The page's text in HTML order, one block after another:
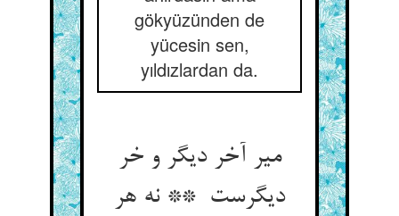
gökyüzünden de
yücesin sen,
yıldızlardan da.
میر آخر دیگر و خر
دیگرست ** نه هر